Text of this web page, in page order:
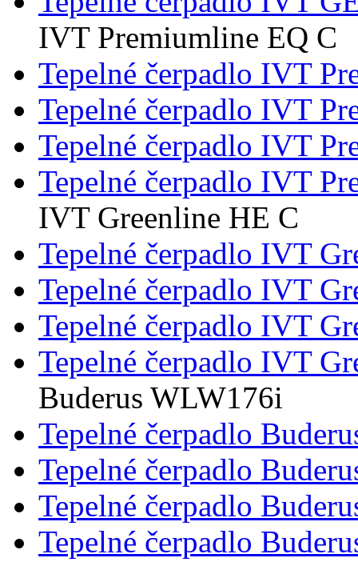
IVT Premiumline EQ C
Tepelné čerpadlo IVT
Tepelné čerpadlo IVT
Tepelné čerpadlo IVT
Tepelné čerpadlo IVT
IVT Greenline HE C
Tepelné čerpadlo IVT
Tepelné čerpadlo IVT
Tepelné čerpadlo IVT
Tepelné čerpadlo IVT
Buderus WLW176i
Tepelné čerpadlo
Tepelné čerpadlo
Tepelné čerpadlo
Tepelné čerpadlo